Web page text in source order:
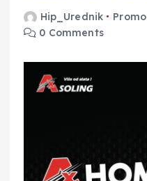
Hip_Urednik Promo
0 Comments